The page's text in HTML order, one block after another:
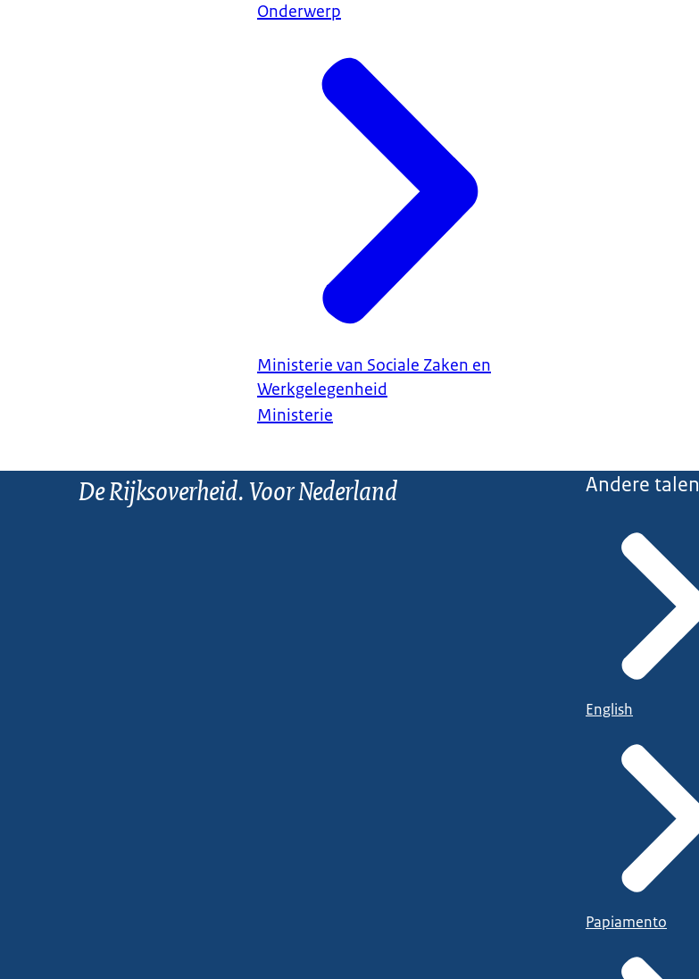
Onderwerp
Ministerie van Sociale Zaken en
Werkgelegenheid
Ministerie
De Rijksoverheid. Voor Nederland Andere talen
English
Papiamento